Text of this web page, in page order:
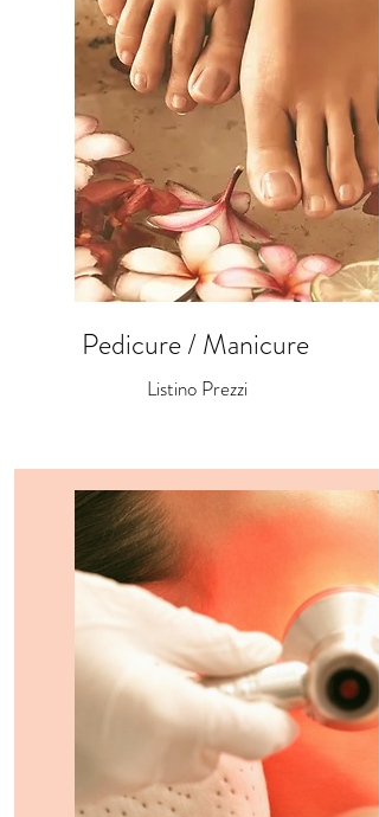
Pedicure / Manicure
Listino Prezzi